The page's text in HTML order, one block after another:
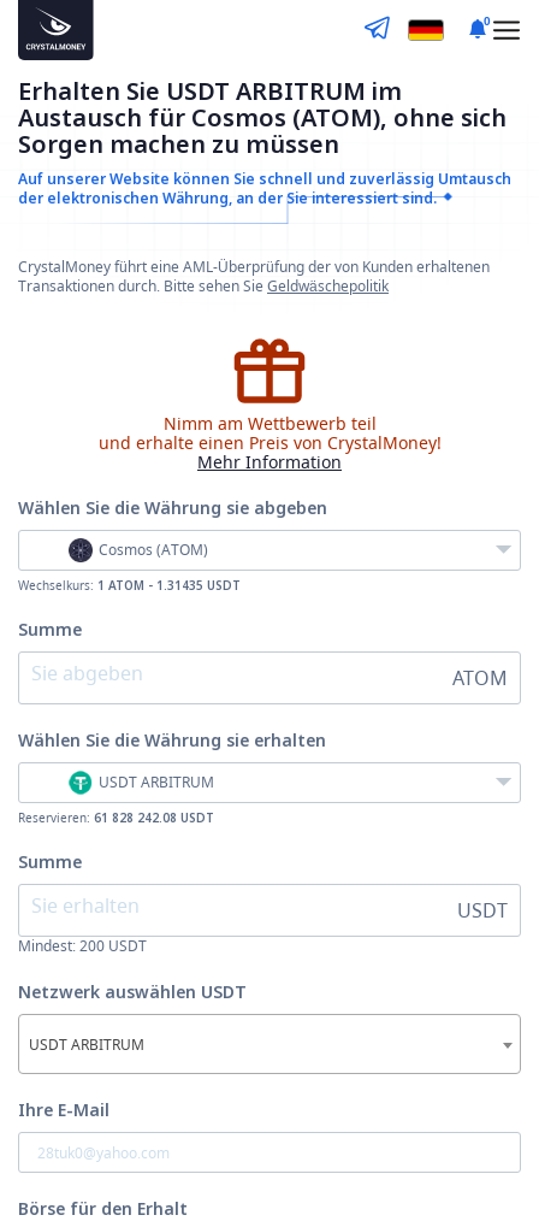
0
Erhalten Sie USDT ARBITRUM im
Austausch für Cosmos (ATOM), ohne sich
Sorgen machen zu müssen
Auf unserer Website können Sie schnell und zuverlässig Umtausch
der elektronischen Währung, an der Sie interessiert sind.
CrystalMoney führt eine AML-Überprüfung der von Kunden erhaltenen
Transaktionen durch. Bitte sehen SieGeldwäschepolitik
Nimm am Wettbewerb teil
und erhalte einen Preis von CrystalMoney!
Mehr Information
Wählen Sie die Währung sie abgeben
Cosmos (ATOM)
Wechselkurs: 1 ATOM - 1.31435 USDT
Summe
ATOM
Wählen Sie die Währung sie erhalten
USDT ARBITRUM
Reservieren: 61 828 242.08 USDT
Summe
USDT
Mindest:200 USDT
Netzwerk auswählen USDT
USDT ARBITRUM
Ihre E-Mail
Börse für den Erhalt